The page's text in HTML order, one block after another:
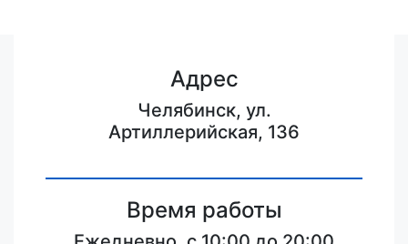
Адрес
Челябинск, ул.
Артиллерийская, 136
Время работы